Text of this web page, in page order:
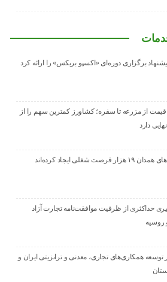
برگزاری دوره‌ای «اکسپو بریکس» را ارائه کرد
از مزرعه تا سفره؛ کشاورز کمترین سهم را از
دارد
هزار فرصت شغلی ایجاد کرده‌اند
حداکثری از ظرفیت موافقت‌نامه تجارت آزاد
روسیه
توسعه همکاری‌های تجاری، معدنی و ترانزیتی ایران و